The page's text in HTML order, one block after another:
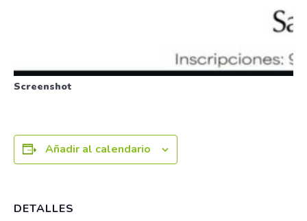
Screenshot
Añadir al calendario
DETALLES